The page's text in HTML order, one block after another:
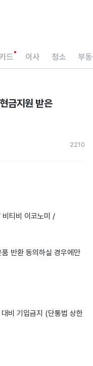
카드 이사 청소 부
금지원 받은
221 0
티비 이코노미 /
반환 동의하실 경우에만
비 기입금지 (단통법 상한